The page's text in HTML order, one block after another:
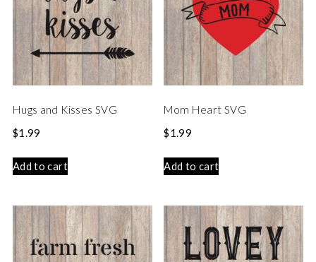
Hugs and Kisses SVG
$1.99
Add to cart
Mom Heart SVG
$1.99
Add to cart